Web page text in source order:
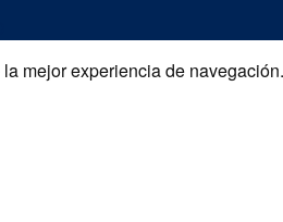
mejor experiencia de